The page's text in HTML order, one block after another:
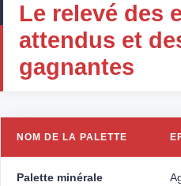
Le relevé des
attendus et
gagnantes
NOM DE LA PALETTE
Palette minérale